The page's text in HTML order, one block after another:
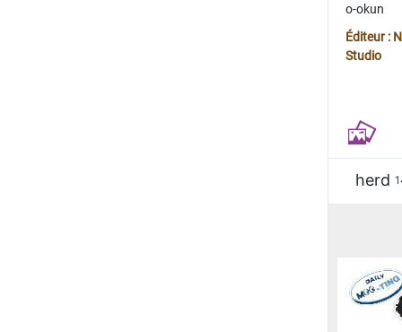
o-okun
Éditeur :
Studio
herd